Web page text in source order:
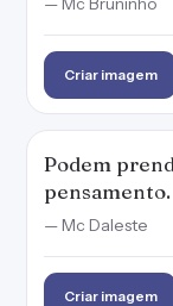
Criar imagem
Podem
pensamento.
— Mc Daleste
Criar imagem